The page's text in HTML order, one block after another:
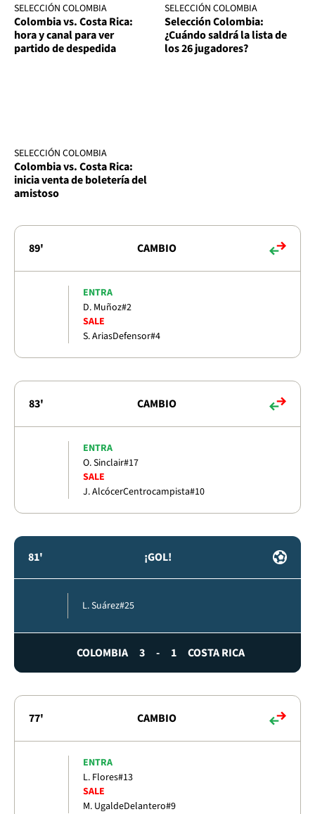
SELECCIÓN COLOMBIA
Colombia vs. Costa Rica:
hora y canal para ver
partido de despedida
SELECCIÓN COLOMBIA
Selección Colombia:
¿Cuándo saldrá la lista de
los 26 jugadores?
SELECCIÓN COLOMBIA
Colombia vs. Costa Rica:
inicia venta de boletería del
amistoso
89' CAMBIO
ENTRA
D. Muñoz#2
SALE
S. AriasDefensor#4
83' CAMBIO
ENTRA
O. Sinclair#17
SALE
J. AlcócerCentrocampista#10
81' ¡GOL!
L. Suárez#25
COLOMBIA 3 - 1 COSTA RICA
77' CAMBIO
ENTRA
L. Flores#13
SALE
M. UgaldeDelantero#9